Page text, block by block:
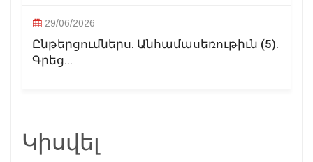
29/06/2026
Ընթերցումներս. Անհամասեռութիւն (5).
Գրեց...
Կիսվել